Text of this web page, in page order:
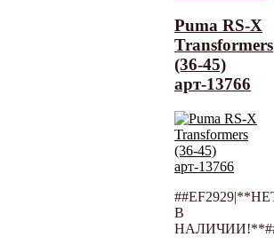
Puma RS-X
Transformers
(36-45)
арт-13766
В